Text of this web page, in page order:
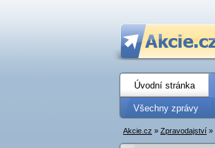
Úvodní stránka
Všechny zprávy
Akcie.cz » Zpravodajství »